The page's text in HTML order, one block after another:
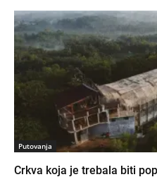
Putovanja
Crkva koja je trebala biti